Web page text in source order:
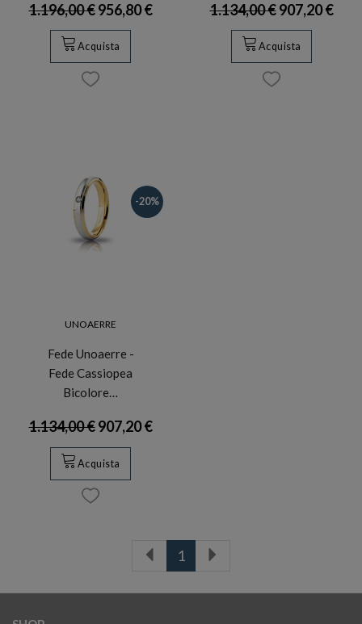
1.196,00 €956,80 €
Acquista
1.134,00 €907,20 €
Acquista
-20%
UNOAERRE
Fede Unoaerre -
Fede Cassiopea
Bicolore…
1.134,00 €907,20 €
Acquista
1